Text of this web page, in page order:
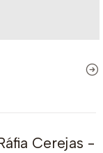
Cerejas -